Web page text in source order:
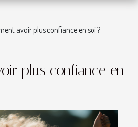
avoir plus confiance en soi ?
plus confiance en